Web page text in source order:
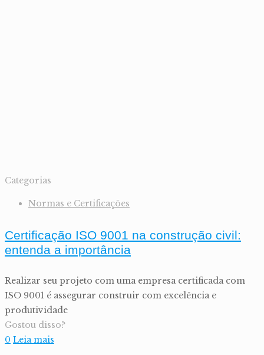
Categorias
Normas e Certificações
Certificação ISO 9001 na construção civil:
entenda a importância
Realizar seu projeto com uma empresa certificada com
ISO 9001 é assegurar construir com excelência e
produtividade
Gostou disso?
0 Leia mais